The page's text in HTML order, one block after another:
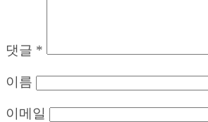
댓글 *
이름
이메일